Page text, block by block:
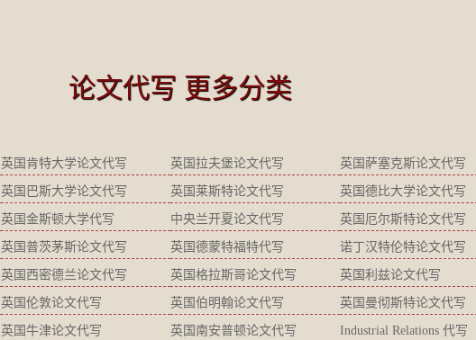
论文代写 更多分类
英国肯特大学论文代写 英国拉夫堡论文代写 英国萨塞克斯论文代写
英国巴斯大学论文代写 英国莱斯特论文代写 英国德比大学论文代写
英国金斯顿大学代写 中央兰开夏论文代写 英国厄尔斯特论文代写
英国普茨茅斯论文代写 英国德蒙特福特代写 诺丁汉特伦特论文代写
英国西密德兰论文代写 英国格拉斯哥论文代写 英国利兹论文代写
英国伦敦论文代写 英国伯明翰论文代写 英国曼彻斯特论文代写
英国牛津论文代写 英国南安普顿论文代写 Industrial Relations 代写